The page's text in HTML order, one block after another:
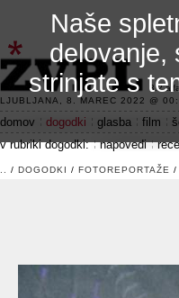
3.2
LJUBLJANA, 8. MAREC 2022 @
domov dogodki glasba film
v rubriki dogodki:
napovedi
/ DOGODKI / FOTOREPORTAŽE /
Naše
delovanje,
strinjate s